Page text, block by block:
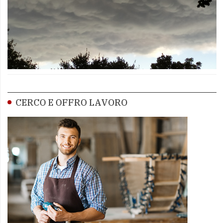
CERCO E OFFRO LAVORO